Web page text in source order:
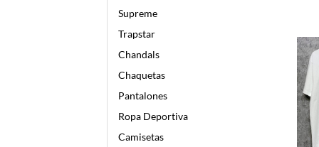
Supreme
Trapstar
Chandals
Chaquetas
Pantalones
Ropa Deportiva
Camisetas